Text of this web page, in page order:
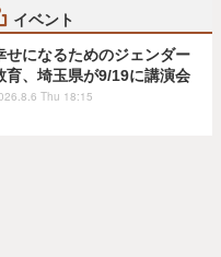
イベント
せになるためのジェンダー
育、埼玉県が9/19に講演会
Thu 18:15